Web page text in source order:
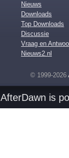
Nieuws
Downloads
Top Downloads
Discussie
Vraag en
Nieuws2.nl
© 1999-2026
AfterDawn is